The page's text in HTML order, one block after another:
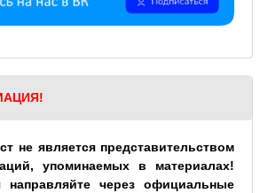
не является представительством
упоминаемых в материалах!
через официальные